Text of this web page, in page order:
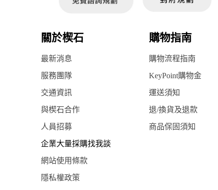
關於楔石 購物指南
最新消息 購物流程指南
服務團隊 KeyPoint購物金
交通資訊 運送須知
與楔石合作 退/換貨及退款
人員招募 商品保固須知
企業大量採購找我談
網站使用條款
隱私權政策